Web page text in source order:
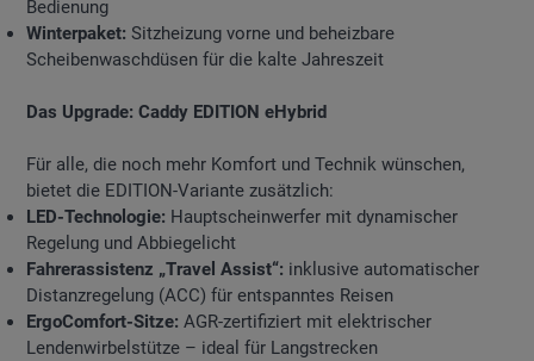
Bedienung
Winterpaket: Sitzheizung vorne und beheizbare
Scheibenwaschdüsen für die kalte Jahreszeit
Das Upgrade: Caddy EDITION eHybrid
Für alle, die noch mehr Komfort und Technik wünschen,
bietet die EDITION-Variante zusätzlich:
LED-Technologie: Hauptscheinwerfer mit dynamischer
Regelung und Abbiegelicht
Fahrerassistenz „Travel Assist“: inklusive automatischer
Distanzregelung (ACC) für entspanntes Reisen
ErgoComfort-Sitze: AGR-zertifiziert mit elektrischer
Lendenwirbelstütze – ideal für Langstrecken